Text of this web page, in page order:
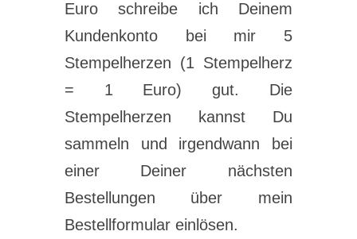
Euro schreibe ich Deinem
Kundenkonto bei mir 5
Stempelherzen (1 Stempelherz
= 1 Euro) gut. Die
Stempelherzen kannst Du
sammeln und irgendwann bei
einer Deiner nächsten
Bestellungen über mein
Bestellformular einlösen.